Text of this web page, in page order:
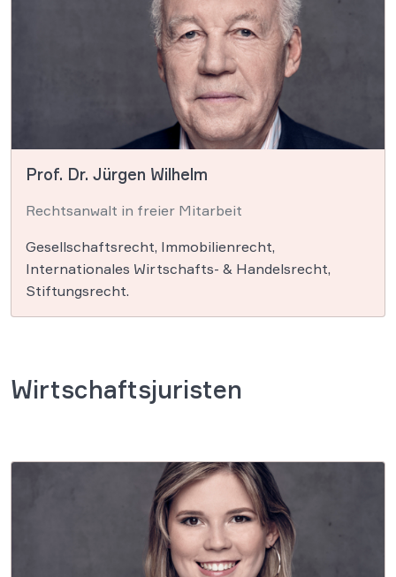
Prof. Dr. Jürgen Wilhelm
Rechtsanwalt in freier Mitarbeit
Gesellschaftsrecht, Immobilienrecht,
Internationales Wirtschafts- & Handelsrecht,
Stiftungsrecht.
Wirtschaftsjuristen